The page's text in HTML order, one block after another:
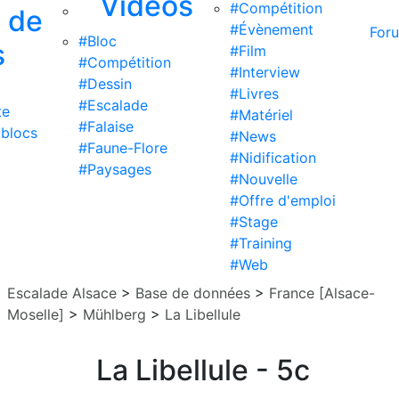
de
#Bloc
#Compétition
#Dessin
#Escalade
#Falaise
#Faune-Flore
#Paysages
#Compétition
#Évènement
#Film
#Interview
#Livres
#Matériel
#News
#Nidification
#Nouvelle
#Offre d'emploi
#Stage
#Training
#Web
Escalade Alsace > Base de données > France [Alsace-
Moselle] > Mühlberg > La Libellule
La Libellule - 5c